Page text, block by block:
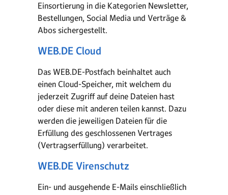
Einsortierung in die Kategorien Newsletter,
Bestellungen, Social Media und Verträge &
Abos sichergestellt.
WEB.DE Cloud
Das WEB.DE-Postfach beinhaltet auch
einen Cloud-Speicher, mit welchem du
jederzeit Zugriff auf deine Dateien hast
oder diese mit anderen teilen kannst. Dazu
werden die jeweiligen Dateien für die
Erfüllung des geschlossenen Vertrages
(Vertragserfüllung) verarbeitet.
WEB.DE Virenschutz
Ein- und ausgehende E-Mails einschließlich